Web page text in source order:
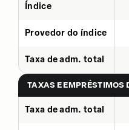
Índice
Provedor do índice
Taxa de adm. total
TAXAS E EMPRÉSTIMOS
Taxa de adm. total